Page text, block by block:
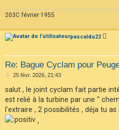
203C février 1955
pascaldu22
Re: Bague Cyclam pour
M
s
a
g
e
25 févr. 2026, 21:43
salut , le joint cyclam fait partie
est relié à la turbine par une "
l'extraire , 2 possibilités , déja tu
,